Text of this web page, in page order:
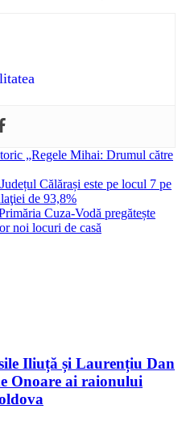
„Regele Mihai: Drumul către
Călărași este pe locul 7 pe
de 93,8%
Cuza-Vodă pregătește
noi locuri de casă
Iliuță și Laurențiu Dan
Onoare ai raionului